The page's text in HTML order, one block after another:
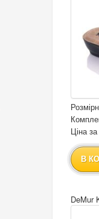
Ціна
В
DeMur